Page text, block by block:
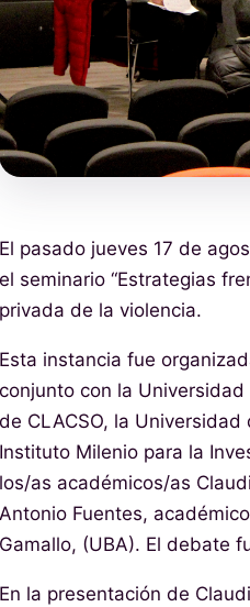
El pasado jueves 17 de
el seminario “Estrategias
privada de la violencia.
Esta instancia fue
conjunto con la
de CLACSO, la Universidad
Instituto Milenio para la
los/as académicos/as
Antonio Fuentes,
Gamallo, (UBA). El debate
En la presentación de